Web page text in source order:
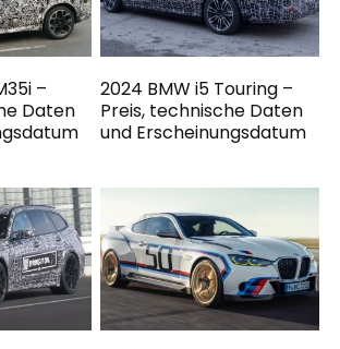
–
Daten
2024 BMW i5 Touring –
Preis, technische Daten
und Erscheinungsdatum